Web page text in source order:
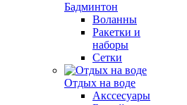
Бадминтон
Воланны
Ракетки и
наборы
Сетки
Отдых на воде
Акссесуары